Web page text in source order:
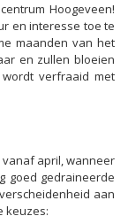
Hoogeveen!
en interesse toe te
maanden van het
en zullen bloeien
verfraaid met
april, wanneer
goed gedraineerde
aan
keuzes: